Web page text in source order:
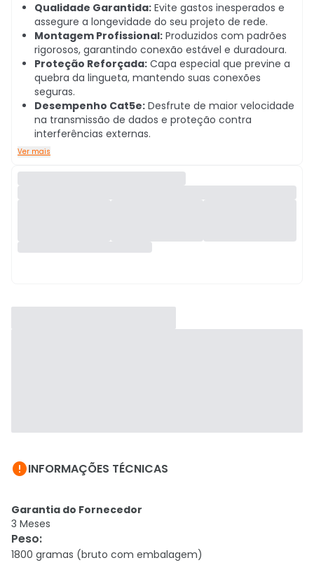
Qualidade Garantida: Evite gastos inesperados e
assegure a longevidade do seu projeto de rede.
Montagem Profissional: Produzidos com padrões
rigorosos, garantindo conexão estável e duradoura.
Proteção Reforçada: Capa especial que previne a
quebra da lingueta, mantendo suas conexões
seguras.
Desempenho Cat5e: Desfrute de maior velocidade
na transmissão de dados e proteção contra
interferências externas.
Ver mais
INFORMAÇÕES TÉCNICAS
Garantia do Fornecedor
3 Meses
Peso:
1800 gramas (bruto com embalagem)